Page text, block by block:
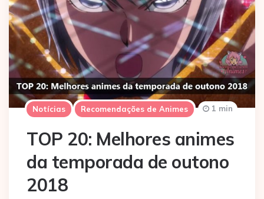
Notícias Recomendações de Animes
TOP 20: Melhores animes
da temporada de outono
2018
1 min